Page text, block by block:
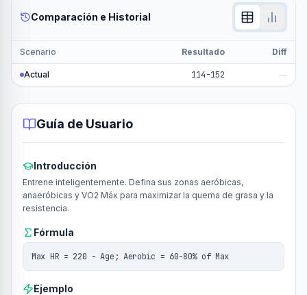
Comparación e Historial
Scenario Resultado Diff
Actual 114-152 —
Guía de Usuario
Introducción
Entrene inteligentemente. Defina sus zonas aeróbicas,
anaeróbicas y VO2 Máx para maximizar la quema de grasa y la
resistencia.
Fórmula
Max HR = 220 - Age; Aerobic = 60-80% of Max
Ejemplo